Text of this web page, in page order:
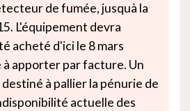
de fumée, jusquà la
L'équipement devra
acheté d'ici le 8 mars
apporter par facture. Un
à pallier la pénurie de
actuelle des